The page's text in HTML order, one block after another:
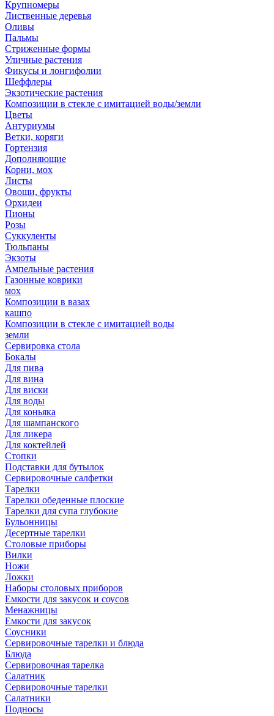
Крупномеры
Лиственные деревья
Оливы
Пальмы
Стриженные формы
Уличные растения
Фикусы и лонгифолии
Шеффлеры
Экзотические растения
Композиции в стекле с имитацией воды/земли
Цветы
Антуриумы
Ветки, коряги
Гортензия
Дополняющие
Корни, мох
Листы
Овощи, фрукты
Орхидеи
Пионы
Розы
Суккуленты
Тюльпаны
Экзоты
Ампельные растения
Газонные коврики
мох
Композиции в вазах
кашпо
Композиции в стекле с имитацией воды
земли
Сервировка стола
Бокалы
Для пива
Для вина
Для виски
Для воды
Для коньяка
Для шампанского
Для ликера
Для коктейлей
Стопки
Подставки для бутылок
Сервировочные салфетки
Тарелки
Тарелки обеденные плоские
Тарелки для супа глубокие
Бульонницы
Десертные тарелки
Столовые приборы
Вилки
Ножи
Ложки
Наборы столовых приборов
Емкости для закусок и соусов
Менажницы
Емкости для закусок
Соусники
Сервировочные тарелки и блюда
Блюда
Сервировочная тарелка
Салатник
Сервировочные тарелки
Салатники
Подносы